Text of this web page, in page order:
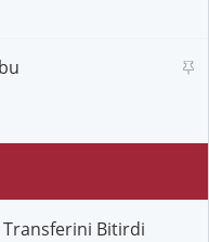
tS
i
Transferini Bitirdi